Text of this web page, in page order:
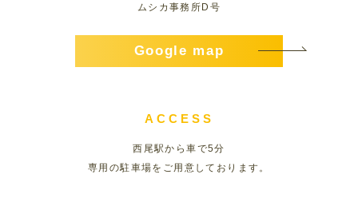
ムシカ事務所D号
Google map
ACCESS
西尾駅から車で5分
専用の駐車場をご用意しております。